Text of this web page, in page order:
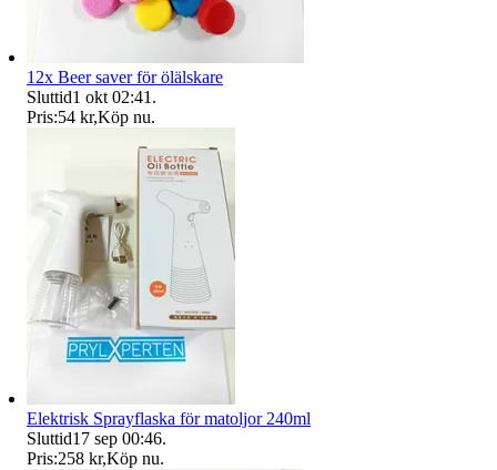
12x Beer saver för ölälskare
Sluttid1 okt 02:41 .
Pris:54 kr,Köp nu.
Elektrisk Sprayflaska för matoljor 240ml
Sluttid17 sep 00:46.
Pris:258 kr,Köp nu.